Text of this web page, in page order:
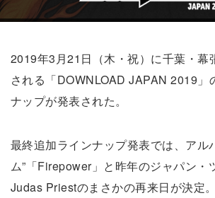
2019年3月21日（木・祝）に千葉・幕
される「DOWNLOAD JAPAN 2019」
ナップが発表された。
最終追加ラインナップ発表では、アル
ム”「Firepower」と昨年のジャパン・
Judas Priestのまさかの再来日が決定